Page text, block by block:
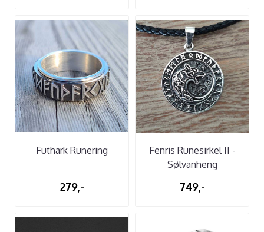
Futhark Runering
279,-
Fenris Runesirkel II -
Sølvanheng
749,-